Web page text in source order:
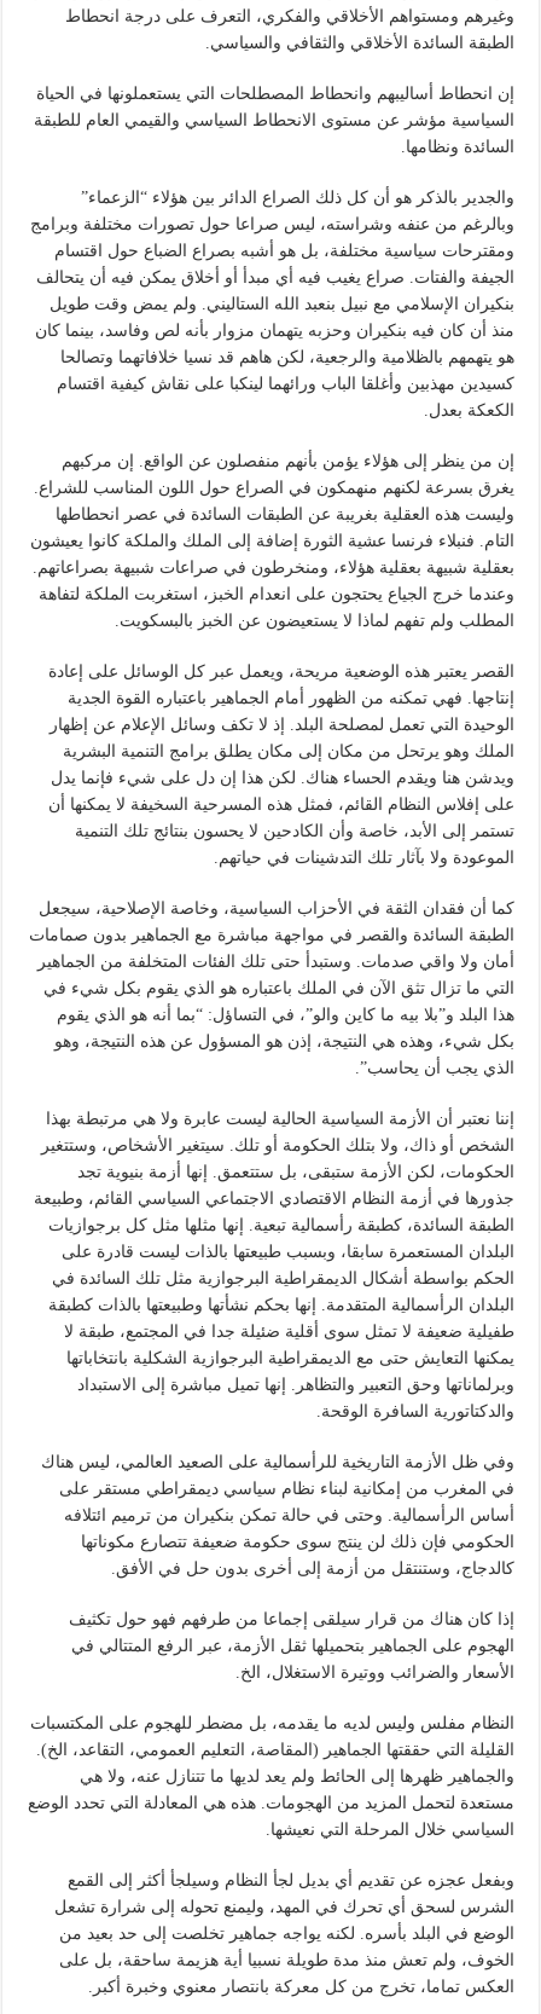
وغيرهم ومستواهم الأخلاقي والفكري، التعرف على درجة انحطاط
الطبقة السائدة الأخلاقي والثقافي والسياسي.
إن انحطاط أساليبهم وانحطاط المصطلحات التي يستعملونها في الحياة
السياسية مؤشر عن مستوى الانحطاط السياسي والقيمي العام للطبقة
السائدة ونظامها.
والجدير بالذكر هو أن كل ذلك الصراع الدائر بين هؤلاء “الزعماء”
وبالرغم من عنفه وشراسته، ليس صراعا حول تصورات مختلفة وبرامج
ومقترحات سياسية مختلفة، بل هو أشبه بصراع الضباع حول اقتسام
الجيفة والفتات. صراع يغيب فيه أي مبدأ أو أخلاق يمكن فيه أن يتحالف
بنكيران الإسلامي مع نبيل بنعبد الله الستاليني. ولم يمض وقت طويل
منذ أن كان فيه بنكيران وحزبه يتهمان مزوار بأنه لص وفاسد، بينما كان
هو يتهمهم بالظلامية والرجعية، لكن هاهم قد نسيا خلافاتهما وتصالحا
كسيدين مهذبين وأغلقا الباب ورائهما لينكبا على نقاش كيفية اقتسام
الكعكة بعدل.
إن من ينظر إلى هؤلاء يؤمن بأنهم منفصلون عن الواقع. إن مركبهم
يغرق بسرعة لكنهم منهمكون في الصراع حول اللون المناسب للشراع.
وليست هذه العقلية بغريبة عن الطبقات السائدة في عصر انحطاطها
التام. فنبلاء فرنسا عشية الثورة إضافة إلى الملك والملكة كانوا يعيشون
بعقلية شبيهة بعقلية هؤلاء، ومنخرطون في صراعات شبيهة بصراعاتهم.
وعندما خرج الجياع يحتجون على انعدام الخبز، استغربت الملكة لتفاهة
المطلب ولم تفهم لماذا لا يستعيضون عن الخبز بالبسكويت.
القصر يعتبر هذه الوضعية مريحة، ويعمل عبر كل الوسائل على إعادة
إنتاجها. فهي تمكنه من الظهور أمام الجماهير باعتباره القوة الجدية
الوحيدة التي تعمل لمصلحة البلد. إذ لا تكف وسائل الإعلام عن إظهار
الملك وهو يرتحل من مكان إلى مكان يطلق برامج التنمية البشرية
ويدشن هنا ويقدم الحساء هناك. لكن هذا إن دل على شيء فإنما يدل
على إفلاس النظام القائم، فمثل هذه المسرحية السخيفة لا يمكنها أن
تستمر إلى الأبد، خاصة وأن الكادحين لا يحسون بنتائج تلك التنمية
الموعودة ولا بآثار تلك التدشينات في حياتهم.
كما أن فقدان الثقة في الأحزاب السياسية، وخاصة الإصلاحية، سيجعل
الطبقة السائدة والقصر في مواجهة مباشرة مع الجماهير بدون صمامات
أمان ولا واقي صدمات. وستبدأ حتى تلك الفئات المتخلفة من الجماهير
التي ما تزال تثق الآن في الملك باعتباره هو الذي يقوم بكل شيء في
هذا البلد و”بلا بيه ما كاين والو”، في التساؤل: “بما أنه هو الذي يقوم
بكل شيء، وهذه هي النتيجة، إذن هو المسؤول عن هذه النتيجة، وهو
الذي يجب أن يحاسب”.
إننا نعتبر أن الأزمة السياسية الحالية ليست عابرة ولا هي مرتبطة بهذا
الشخص أو ذاك، ولا بتلك الحكومة أو تلك. سيتغير الأشخاص، وستتغير
الحكومات، لكن الأزمة ستبقى، بل ستتعمق. إنها أزمة بنيوية تجد
جذورها في أزمة النظام الاقتصادي الاجتماعي السياسي القائم، وطبيعة
الطبقة السائدة، كطبقة رأسمالية تبعية. إنها مثلها مثل كل برجوازيات
البلدان المستعمرة سابقا، وبسبب طبيعتها بالذات ليست قادرة على
الحكم بواسطة أشكال الديمقراطية البرجوازية مثل تلك السائدة في
البلدان الرأسمالية المتقدمة. إنها بحكم نشأتها وطبيعتها بالذات كطبقة
طفيلية ضعيفة لا تمثل سوى أقلية ضئيلة جدا في المجتمع، طبقة لا
يمكنها التعايش حتى مع الديمقراطية البرجوازية الشكلية بانتخاباتها
وبرلماناتها وحق التعبير والتظاهر. إنها تميل مباشرة إلى الاستبداد
والدكتاتورية السافرة الوقحة.
وفي ظل الأزمة التاريخية للرأسمالية على الصعيد العالمي، ليس هناك
في المغرب من إمكانية لبناء نظام سياسي ديمقراطي مستقر على
أساس الرأسمالية. وحتى في حالة تمكن بنكيران من ترميم ائتلافه
الحكومي فإن ذلك لن ينتج سوى حكومة ضعيفة تتصارع مكوناتها
كالدجاج، وستنتقل من أزمة إلى أخرى بدون حل في الأفق.
إذا كان هناك من قرار سيلقى إجماعا من طرفهم فهو حول تكثيف
الهجوم على الجماهير بتحميلها ثقل الأزمة، عبر الرفع المتتالي في
الأسعار والضرائب ووتيرة الاستغلال، الخ.
النظام مفلس وليس لديه ما يقدمه، بل مضطر للهجوم على المكتسبات
القليلة التي حققتها الجماهير (المقاصة، التعليم العمومي، التقاعد، الخ).
والجماهير ظهرها إلى الحائط ولم يعد لديها ما تتنازل عنه، ولا هي
مستعدة لتحمل المزيد من الهجومات. هذه هي المعادلة التي تحدد الوضع
السياسي خلال المرحلة التي نعيشها.
وبفعل عجزه عن تقديم أي بديل لجأ النظام وسيلجأ أكثر إلى القمع
الشرس لسحق أي تحرك في المهد، وليمنع تحوله إلى شرارة تشعل
الوضع في البلد بأسره. لكنه يواجه جماهير تخلصت إلى حد بعيد من
الخوف، ولم تعش منذ مدة طويلة نسبيا أية هزيمة ساحقة، بل على
العكس تماما، تخرج من كل معركة بانتصار معنوي وخبرة أكبر.